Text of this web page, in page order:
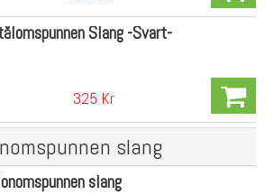
Slang -Svart-
325 Kr
slang
slang